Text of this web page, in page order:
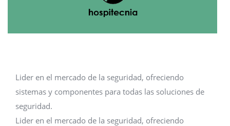
Lider en el mercado de la seguridad, ofreciendo
sistemas y componentes para todas las soluciones de
seguridad.
Lider en el mercado de la seguridad, ofreciendo